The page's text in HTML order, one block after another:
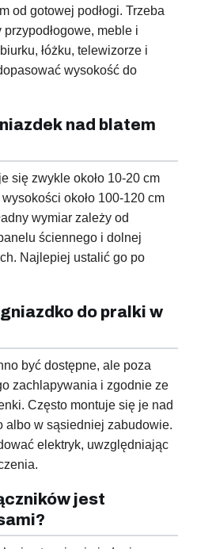
od gotowej podłogi. Trzeba
meble i
łóżku, telewizorze i
wysokość do
nad blatem
się zwykle około 10-20 cm
około 100-120 cm
wymiar zależy od
ściennego i dolnej
Najlepiej ustalić go po
do pralki w
być dostępne, ale poza
zachlapywania i zgodnie ze
Często montuje się je nad
albo w sąsiedniej zabudowie.
elektryk, uwzględniając
jest